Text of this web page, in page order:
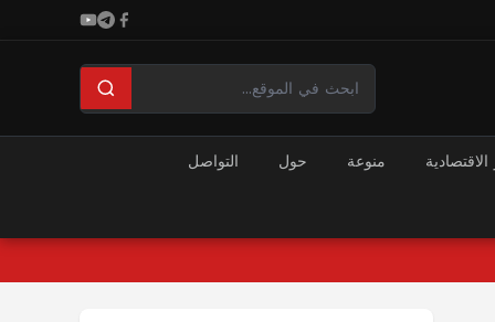
الاقتصادية منوعة حول التواصل